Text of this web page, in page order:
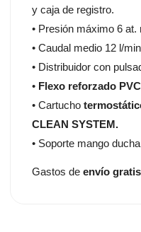
y caja de registro.
• Presión máximo 6 at.
• Caudal medio 12 l/
• Distribuidor con
• Flexo reforzado
• Cartucho
CLEAN SYSTEM.
• Soporte mango
Gastos deenvío gratis